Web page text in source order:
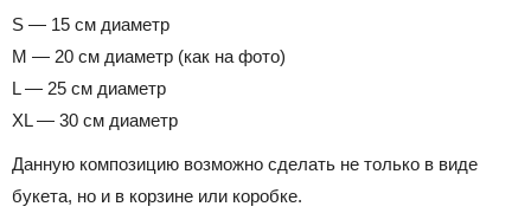
S — 15 см диаметр
M — 20 см диаметр (как на фото)
L — 25 см диаметр
XL — 30 см диаметр
Данную композицию возможно сделать не только в виде
букета, но и в корзине или коробке.